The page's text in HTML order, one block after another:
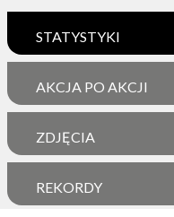
STATYSTYKI
AKCJA PO AKCJI
ZDJĘCIA
REKORDY